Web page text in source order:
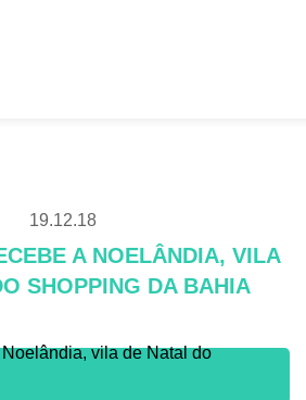
19.12.18
A NOELÂNDIA, VILA
SHOPPING DA BAHIA